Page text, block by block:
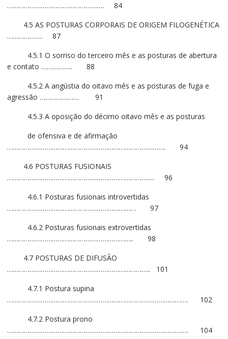
……………………………………………. 84
4.5 AS POSTURAS CORPORAIS DE ORIGEM FILOGENÉTICA
………………. 87
4.5.1 O sorriso do terceiro mês e as posturas de abertura
e contato …………….. 88
4.5.2 A angústia do oitavo mês e as posturas de fuga e
agressão ………………… 91
4.5.3 A oposição do décimo oitavo mês e as posturas
de ofensiva e de afirmação
…………………………………………………………………………. 94
4.6 POSTURAS FUSIONAIS
……………………………………………………………………. 96
4.6.1 Posturas fusionais introvertidas
…………………………………………………………… 97
4.6.2 Posturas fusionais extrovertidas
………………………………………………………….. 98
4.7 POSTURAS DE DIFUSÃO
………………………………………………………………….. 101
4.7.1 Postura supina
……………………………………………………………………………………. 102
4.7.2 Postura prono
……………………………………………………………………………………. 104